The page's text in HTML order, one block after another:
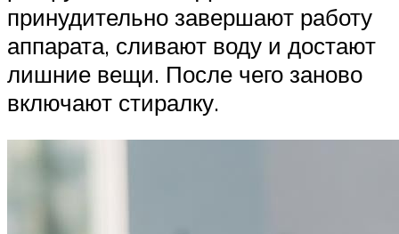
принудительно завершают работу
аппарата, сливают воду и достают
лишние вещи. После чего заново
включают стиралку.